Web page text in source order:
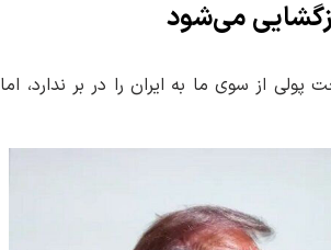
از سوی ما به ایران را در بر ندارد، اما